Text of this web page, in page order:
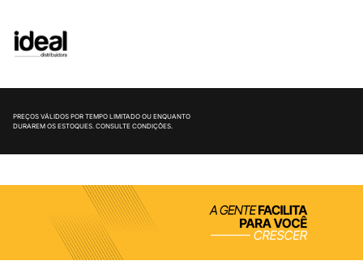
PREÇOS VÁLIDOS POR TEMPO LIMITADO OU ENQUANTO
DURAREM OS ESTOQUES. CONSULTE CONDIÇÕES.